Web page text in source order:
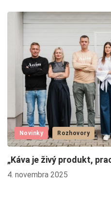
Novinky Rozhovory
„Káva je živý produkt,
4. novembra 2025